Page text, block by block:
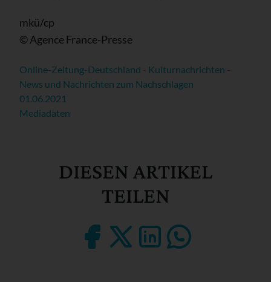
mkü/cp
© Agence France-Presse
Online-Zeitung-Deutschland - Kulturnachrichten -
News und Nachrichten zum Nachschlagen
01.06.2021
Mediadaten
DIESEN ARTIKEL
TEILEN